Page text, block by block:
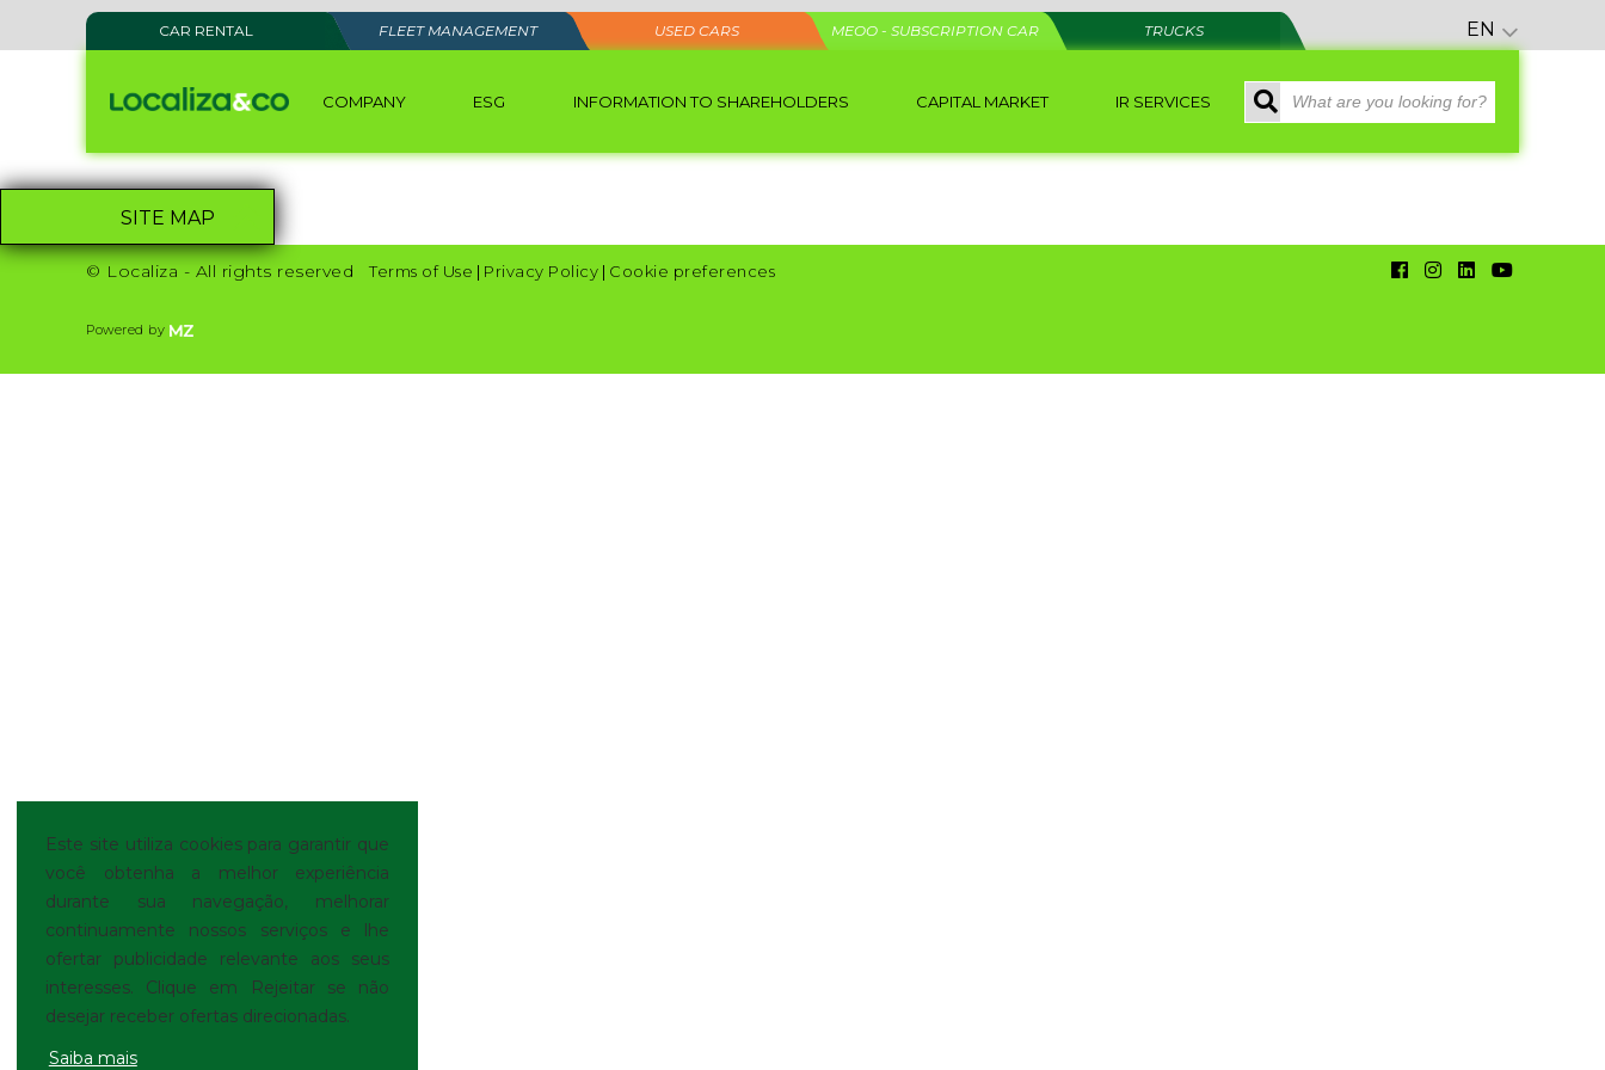
Este site utiliza cookies para garantir que
você obtenha a melhor experiência
durante sua navegação, melhorar
continuamente nossos serviços e lhe
ofertar publicidade relevante aos seus
interesses. Clique em Rejeitar se não
desejar receber ofertas direcionadas.
Saiba mais
CAR RENTAL FLEET MANAGEMENT USED CARS MEOO - SUBSCRIPTION CAR TRUCKS EN
COMPANY ESG INFORMATION TO SHAREHOLDERS CAPITAL MARKET IR SERVICES
SITE MAP
© Localiza - All rights reserved Terms of Use | Privacy Policy | Cookie preferences
Powered by